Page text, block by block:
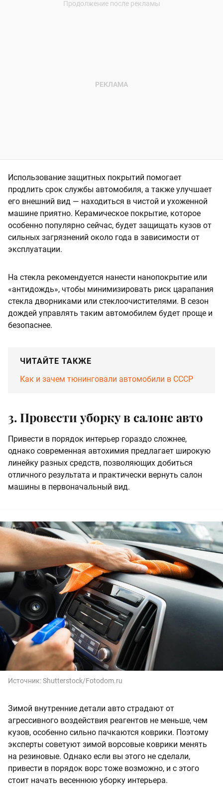
Использование защитных покрытий помогает
продлить срок службы автомобиля, а также улучшает
его внешний вид — находиться в чистой и ухоженной
машине приятно. Керамическое покрытие, которое
особенно популярно сейчас, будет защищать кузов от
сильных загрязнений около года в зависимости от
эксплуатации.
На стекла рекомендуется нанести нанопокрытие или
«антидождь», чтобы минимизировать риск царапания
стекла дворниками или стеклоочистителями. В сезон
дождей управлять таким автомобилем будет проще и
безопаснее.
ЧИТАЙТЕ ТАКЖЕ
Как и зачем тюнинговали автомобили в СССР
3. Провести уборку в салоне авто
Привести в порядок интерьер гораздо сложнее,
однако современная автохимия предлагает широкую
линейку разных средств, позволяющих добиться
отличного результата и практически вернуть салон
машины в первоначальный вид.
Источник:Shutterstock/Fotodom.ru
Зимой внутренние детали авто страдают от
агрессивного воздействия реагентов не меньше, чем
кузов, особенно сильно пачкаются коврики. Поэтому
эксперты советуют зимой ворсовые коврики менять
на резиновые. Однако если вы этого не сделали,
привести в порядок ворс тоже возможно, и с этого
стоит начать весеннюю уборку интерьера.